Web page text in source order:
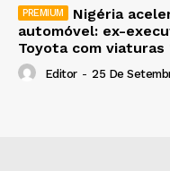
Nigéria
automóvel: ex-
Toyota com viaturas
Editor - 25 De